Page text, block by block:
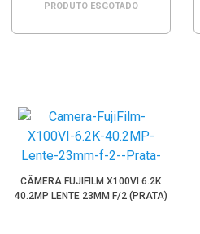
PRODUTO ESGOTADO
CÂMERA FUJIFILM X100VI 6.2K
40.2MP LENTE 23MM F/2 (PRATA)